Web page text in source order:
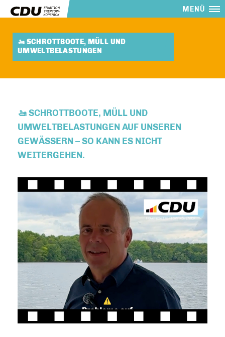
MENÜ
🚤 SCHROTTBOOTE, MÜLL UND
UMWELTBELASTUNGEN
🚤 SCHROTTBOOTE, MÜLL UND
UMWELTBELASTUNGEN AUF UNSEREN
GEWÄSSERN – SO KANN ES NICHT
WEITERGEHEN.